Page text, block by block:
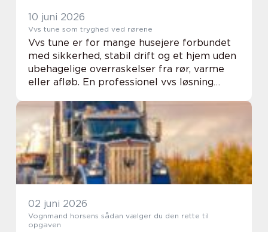
10 juni 2026
Vvs tune som tryghed ved rørene
Vvs tune er for mange husejere forbundet
med sikkerhed, stabil drift og et hjem uden
ubehagelige overraskelser fra rør, varme
eller afløb. En professionel vvs løsning
eller montere et nyt armatur. En
gennemfør...
02 juni 2026
Vognmand horsens sådan vælger du den rette til
opgaven